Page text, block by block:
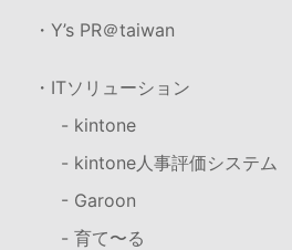
・Y’s PR＠taiwan
・ITソリューション
- kintone
- kintone人事評価システム
- Garoon
- 育て〜る